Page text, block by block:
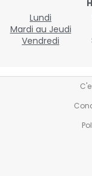
Lundi
Mardi au Jeudi
Vendredi